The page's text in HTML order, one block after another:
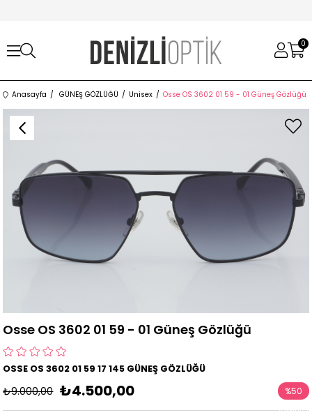
0
Anasayfa GÜNEŞ GÖZLÜĞÜ Unisex Osse OS 3602 01 59 - 01 Güneş Gözlüğü
Osse OS 3602 01 59 - 01 Güneş Gözlüğü
OSSE OS 3602 01 59 17 145 GÜNEŞ GÖZLÜĞÜ
₺9.000,00 ₺4.500,00 %50
İndirim